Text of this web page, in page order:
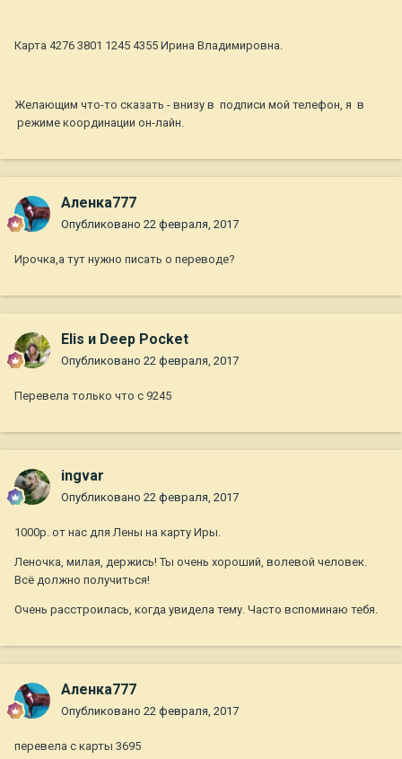
Карта 4276 3801 1245 4355 Ирина Владимировна.
Желающим что-то сказать - внизу в подписи мой телефон, я в
режиме координации он-лайн.
Аленка777
Опубликовано 22 февраля, 2017
Ирочка,а тут нужно писать о переводе?
Elis и Deep Pocket
Опубликовано 22 февраля, 2017
Перевела только что с 9245
ingvar
Опубликовано 22 февраля, 2017
1000р. от нас для Лены на карту Иры.
Леночка, милая, держись! Ты очень хороший, волевой человек.
Всё должно получиться!
Очень расстроилась, когда увидела тему. Часто вспоминаю тебя.
Аленка777
Опубликовано 22 февраля, 2017
перевела с карты 3695